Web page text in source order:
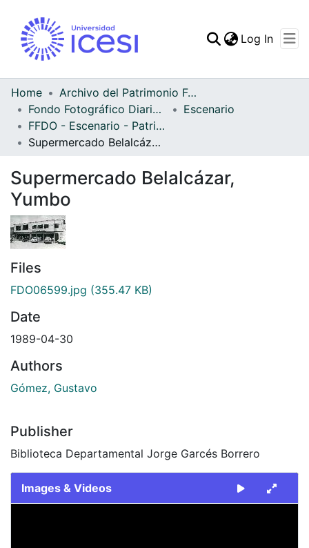
Statistics
Log In
Home
Archivo del Patrimonio Fotográfico y Fílmico del Valle del Cauca
Fondo Fotográfico Diario Occidente
Escenario
FFDO - Escenario - Patrimonial
Supermercado Belalcázar, Yumbo
Supermercado Belalcázar,
Yumbo
Files
FDO06599.jpg (355.47 KB)
Date
1989-04-30
Authors
Gómez, Gustavo
Publisher
Biblioteca Departamental Jorge Garcés Borrero
Images & Videos